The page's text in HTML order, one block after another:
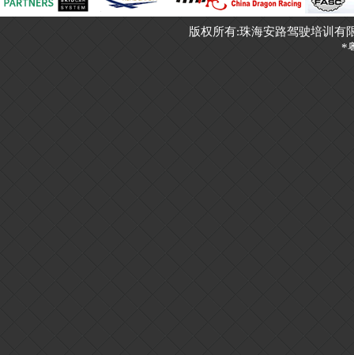
版权所有:珠海安路驾驶培训有
*